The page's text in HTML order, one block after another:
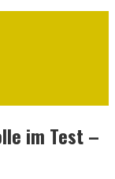
im Test –